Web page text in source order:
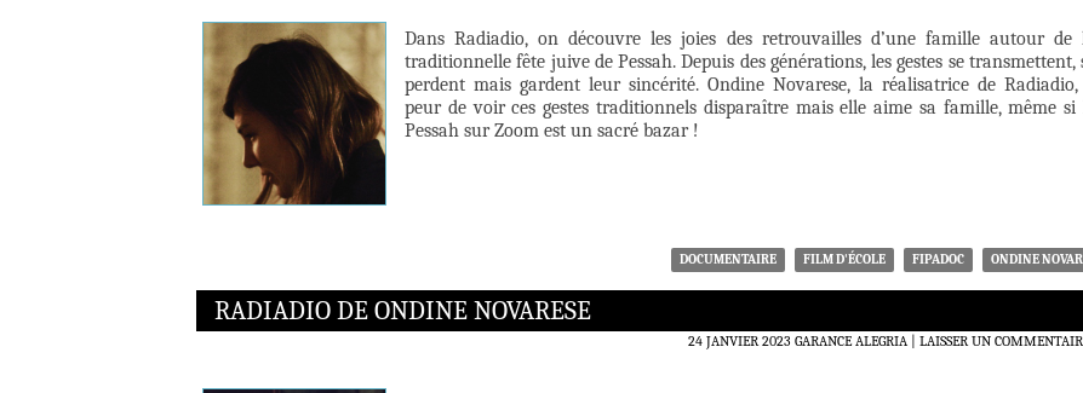
Dans Radiadio, on découvre les joies des retrouvailles d’une famille autour de
traditionnelle fête juive de Pessah. Depuis des générations, les gestes se transmettent,
perdent mais gardent leur sincérité. Ondine Novarese, la réalisatrice de
peur de voir ces gestes traditionnels disparaître mais elle aime sa famille, même si
Pessah sur Zoom est un sacré bazar !
DOCUMENTAIRE FILM D'ÉCOLE FIPADOC ONDINE
RADIADIO DE ONDINE NOVARESE
24 JANVIER 2023 GARANCE ALEGRIA LAISSER UN